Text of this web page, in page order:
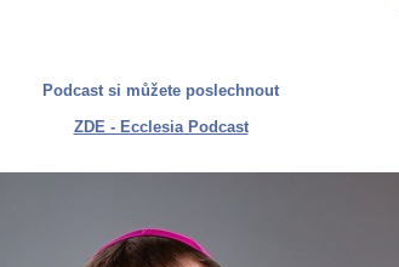
Podcast si můžete poslechnout
ZDE - Ecclesia Podcast